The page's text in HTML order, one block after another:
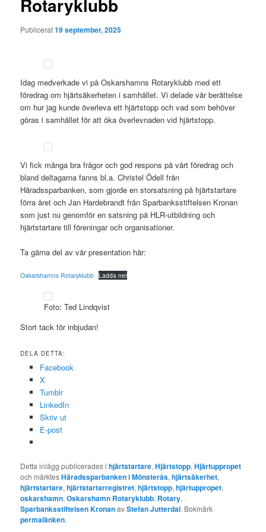
Rotaryklubb
Publicerat19 september, 2025
Idag medverkade vi på Oskarshamns Rotaryklubb med ett
föredrag om hjärtsäkerheten i samhället. Vi delade vår berättelse
om hur jag kunde överleva ett hjärtstopp och vad som behöver
göras i samhället för att öka överlevnaden vid hjärtstopp.
Vi fick många bra frågor och god respons på vårt föredrag och
bland deltagarna fanns bl.a. Christel Ödell från
Häradssparbanken, som gjorde en storsatsning på hjärtstartare
förra året och Jan Hardebrandt från Sparbanksstiftelsen Kronan
som just nu genomför en satsning på HLR-utbildning och
hjärtstartare till föreningar och organisationer.
Ta gärna del av vår presentation här:
Oakarshamns Rotaryklubb Ladda ner
Foto: Ted Lindqvist
Stort tack för inbjudan!
DELA DETTA:
Facebook
X
Tumblr
LinkedIn
Skriv ut
E-post
Detta inlägg publicerades ihjärtstartare,Hjärtstopp,Hjärtuppropet
och märktesHäradssparbanken i Mönsterås,hjärtsäkerhet,
hjärtstartare,hjärtstartarregistret,hjärtstopp,hjärtuppropet,
oskarshamn,Oskarshamn Rotaryklubb, Rotary,
Sparbanksstiftelsen KronanavStefan Jutterdal. Bokmärk
permalänken.